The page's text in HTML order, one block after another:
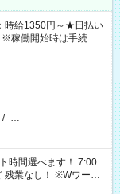
時給1350円～★日払い
稼働開始時は手続き完
/ …
！ ※Wワーク
就業はご案内できま